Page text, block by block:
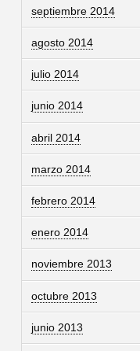
septiembre 2014
agosto 2014
julio 2014
junio 2014
abril 2014
marzo 2014
febrero 2014
enero 2014
noviembre 2013
octubre 2013
junio 2013